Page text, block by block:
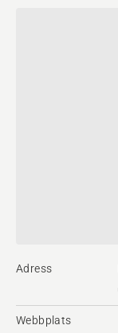
Adress
Webbplats